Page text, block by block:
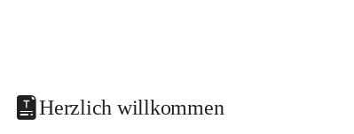
Herzlich willkommen